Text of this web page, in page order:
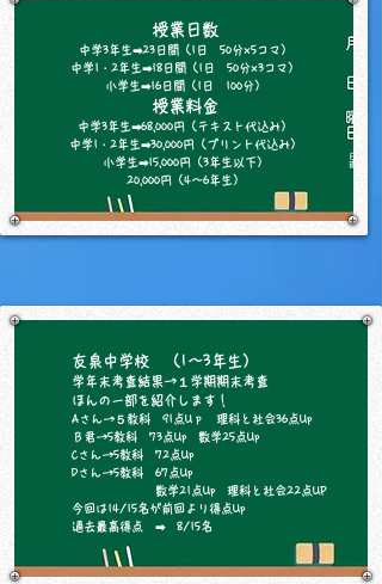
授業日数
中学3年生➡23日間（1日 50分×5コマ）
中学1・2年生➡18日間（1日 50分×3コマ）
小学生➡16日間（1日 100分）
授業料金
中学3年生➡68,000円（テキスト代込み）
中学1・2年生➡30,000円（プリント代込み）
小学生➡15,000円（3年生以下）
​20,000円（4～6年生）
友泉中学校 （1～3年生）
学年末考査結果→１学期期末考査
​ほんの一部を紹介します！
Aさん→５教科 91点Uｐ 理科と社会36点Up
Ｂ君→5教科 73点Up 数学25点Up
Cさん→5教科 72点Up
​Dさん→5教科 67点Up
数学21点Up 理科と社会22点UP
今回は14/15名が前回より得点Up
過去最高得点 ➡ 8/15名